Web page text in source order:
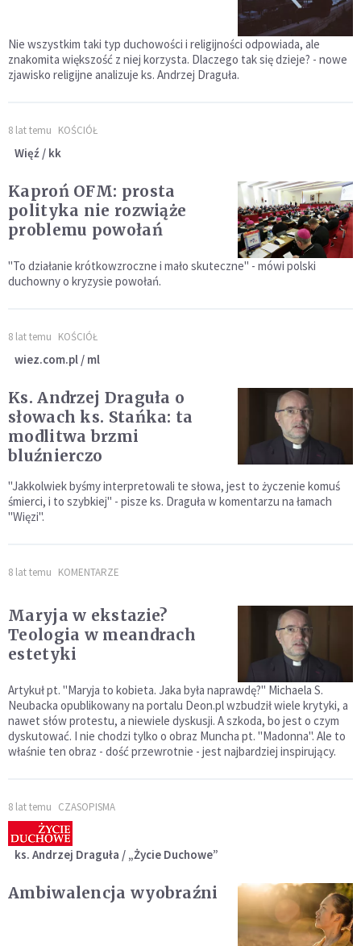
Nie wszystkim taki typ duchowości i religijności odpowiada, ale
znakomita większość z niej korzysta. Dlaczego tak się dzieje? - nowe
zjawisko religijne analizuje ks. Andrzej Draguła.
8 lat temu KOŚCIÓŁ
Więź / kk
Kaproń OFM: prosta
polityka nie rozwiąże
problemu powołań
"To działanie krótkowzroczne i mało skuteczne" - mówi polski
duchowny o kryzysie powołań.
8 lat temu KOŚCIÓŁ
wiez.com.pl / ml
Ks. Andrzej Draguła o
słowach ks. Stańka: ta
modlitwa brzmi
bluźnierczo
"Jakkolwiek byśmy interpretowali te słowa, jest to życzenie komuś
śmierci, i to szybkiej" - pisze ks. Draguła w komentarzu na łamach
"Więzi".
8 lat temu KOMENTARZE
Maryja w ekstazie?
Teologia w meandrach
estetyki
Artykuł pt. "Maryja to kobieta. Jaka była naprawdę?" Michaela S.
Neubacka opublikowany na portalu Deon.pl wzbudził wiele krytyki, a
nawet słów protestu, a niewiele dyskusji. A szkoda, bo jest o czym
dyskutować. I nie chodzi tylko o obraz Muncha pt. "Madonna". Ale to
właśnie ten obraz - dość przewrotnie - jest najbardziej inspirujący.
8 lat temu CZASOPISMA
ks. Andrzej Draguła / „Życie Duchowe”
Ambiwalencja wyobraźni